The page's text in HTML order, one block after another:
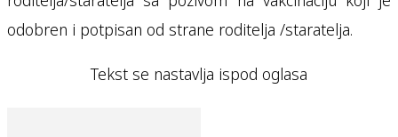
odobren i potpisan od strane roditelja /staratelja.
Tekst se nastavlja ispod oglasa